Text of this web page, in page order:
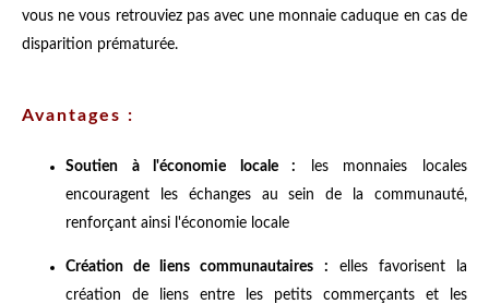
vous ne vous retrouviez pas avec une monnaie caduque en cas de
disparition prématurée.
Avantages :
Soutien à l'économie locale : les monnaies locales
encouragent les échanges au sein de la communauté,
renforçant ainsi l'économie locale
Création de liens communautaires : elles favorisent la
création de liens entre les petits commerçants et les